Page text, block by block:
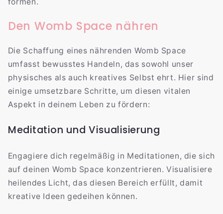
Den Womb Space nähren
Die Schaffung eines nährenden Womb Space
umfasst bewusstes Handeln, das sowohl unser
physisches als auch kreatives Selbst ehrt. Hier sind
einige umsetzbare Schritte, um diesen vitalen
Aspekt in deinem Leben zu fördern:
Meditation und Visualisierung
Engagiere dich regelmäßig in Meditationen, die sich
auf deinen Womb Space konzentrieren. Visualisiere
heilendes Licht, das diesen Bereich erfüllt, damit
kreative Ideen gedeihen können.